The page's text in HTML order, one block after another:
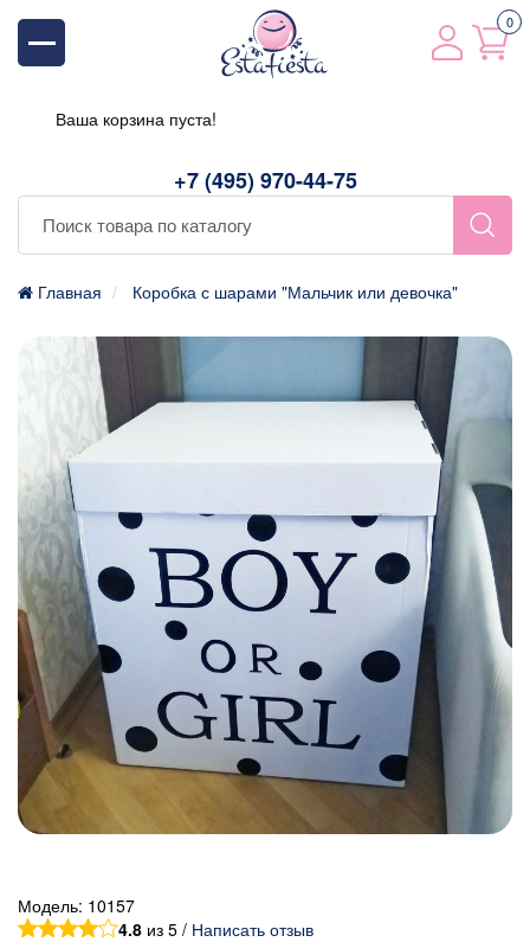
+7 (495) 970-44-75
0
Ваша корзина пуста!
Главная Коробка с шарами "Мальчик или девочка"
Модель: 10157
4.8 из 5 / Написать отзыв